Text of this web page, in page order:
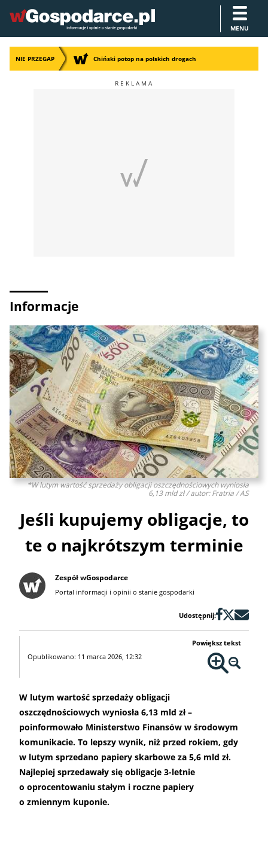
MENU
NIE PRZEGAP Chiński potop na polskich drogach
Informacje
*W lutym wartość sprzedaży obligacji oszczędnościowych wyniosła
6,13 mld zł / autor: Fratria / AS
Jeśli kupujemy obligacje, to
te o najkrótszym terminie
Zespół wGospodarce
Portal informacji i opinii o stanie gospodarki
Udostępnij:
Opublikowano: 11 marca 2026, 12:32
Powiększ tekst
W lutym wartość sprzedaży obligacji
oszczędnościowych wyniosła 6,13 mld zł –
poinformowało Ministerstwo Finansów w środowym
komunikacie. To lepszy wynik, niż przed rokiem, gdy
w lutym sprzedano papiery skarbowe za 5,6 mld zł.
Najlepiej sprzedawały się obligacje 3-letnie
o oprocentowaniu stałym i roczne papiery
o zmiennym kuponie.